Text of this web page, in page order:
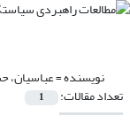
نویسنده =عباسیان،
تعداد مقالات: 1